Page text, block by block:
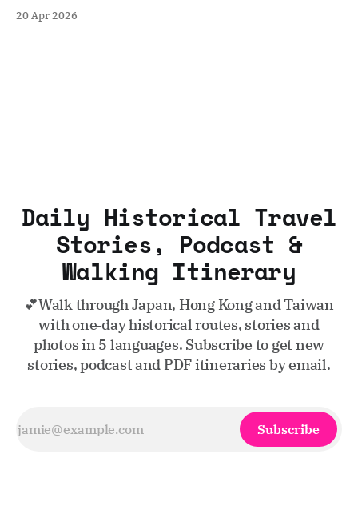
historical layers of this Edogawa district, now largely
20 Apr 2026
Daily Historical Travel
Stories, Podcast &
Walking Itinerary
💕Walk through Japan, Hong Kong and Taiwan
with one‑day historical routes, stories and
photos in 5 languages. Subscribe to get new
stories, podcast and PDF itineraries by email.
Subscribe